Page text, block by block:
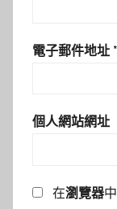
電子郵件地址 *
個人網站網址
在瀏覽器